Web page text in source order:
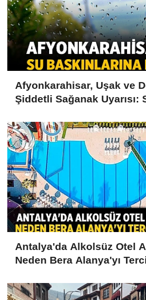
Afyonkarahisar, Uşak ve
Şiddetli Sağanak Uyarısı:
Antalya'da Alkolsüz Otel
Neden Bera Alanya'yı